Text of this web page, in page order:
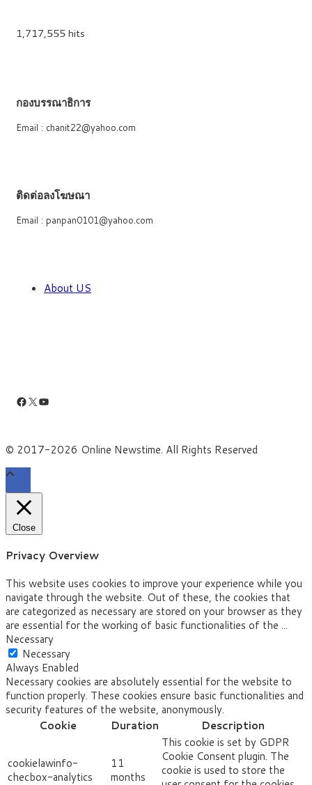
1,717,555 hits
กองบรรณาธิการ
Email : chanit22@yahoo.com
ติดต่อลงโฆษณา
Email : panpan0101@yahoo.com
About US
Facebook
X YouTube
© 2017-2026 Online Newstime. All Rights Reserved
Close
Privacy Overview
This website uses cookies to improve your experience while you
navigate through the website. Out of these, the cookies that
are categorized as necessary are stored on your browser as they
are essential for the working of basic functionalities of the ...
Necessary
Necessary
Always Enabled
Necessary cookies are absolutely essential for the website to
function properly. These cookies ensure basic functionalities and
security features of the website, anonymously.
Cookie
Duration Description
cookielawinfo-
checbox-analytics
11
months
This cookie is set by GDPR
Cookie Consent plugin. The
cookie is used to store the